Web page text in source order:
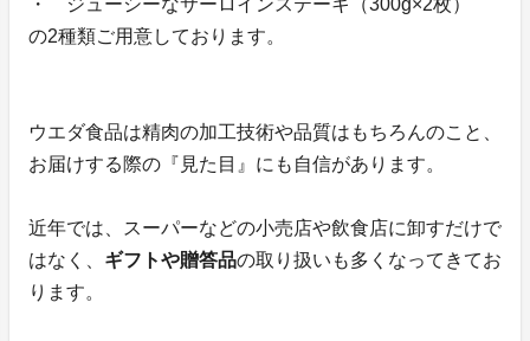
の2種類ご用意しております。
ウエダ食品は精肉の加工技術や品質はもちろんのこと、
お届けする際の『見た目』にも自信があります。
近年では、スーパーなどの小売店や飲食店に卸すだけで
はなく、 ギフトや贈答品の取り扱いも多くなってきてお
ります。